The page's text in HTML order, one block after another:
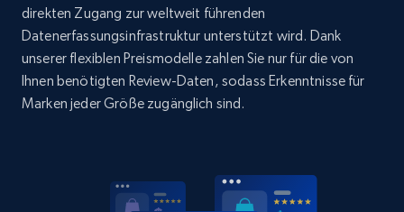
Amazon products global dataset - Collects
products by specific category URL
Title, Seller name, Brand, Description, Initial
price, Currency, Availability, Reviews count, and
Jetzt anfangen
direkten Zugang zur weltweit führenden
Datenerfassungsinfrastruktur unterstützt wird. Dank
unserer flexiblen Preismodelle zahlen Sie nur für die von
Ihnen benötigten Review-Daten, sodass Erkenntnisse für
Marken jeder Größe zugänglich sind.